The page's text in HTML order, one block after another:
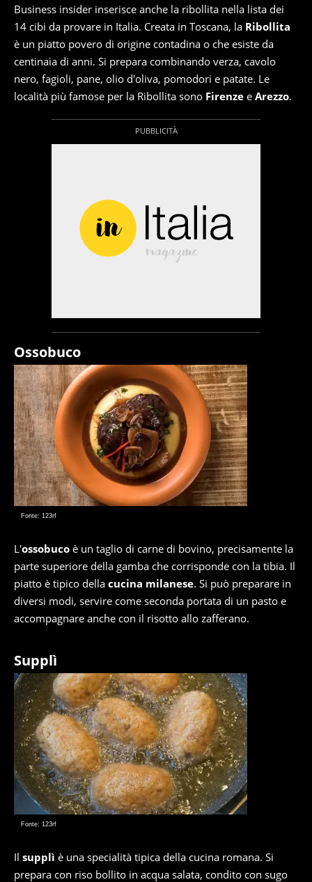
Business insider inserisce anche la ribollita nella lista dei
14 cibi da provare in Italia. Creata in Toscana, la Ribollita
è un piatto povero di origine contadina o che esiste da
centinaia di anni. Si prepara combinando verza, cavolo
nero, fagioli, pane, olio d'oliva, pomodori e patate. Le
località più famose per la Ribollita sono Firenze e Arezzo.
Ossobuco
Fonte: 123rf
L'ossobuco è un taglio di carne di bovino, precisamente la
parte superiore della gamba che corrisponde con la tibia. Il
piatto è tipico della cucina milanese. Si può preparare in
diversi modi, servire come seconda portata di un pasto e
accompagnare anche con il risotto allo zafferano.
Supplì
Fonte: 123rf
Il supplì è una specialità tipica della cucina romana. Si
prepara con riso bollito in acqua salata, condito con sugo